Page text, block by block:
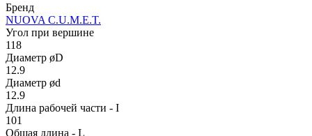
Бренд
NUOVA C.U.M.E.T.
Угол при вершине
118
Диаметр øD
12.9
Диаметр ød
12.9
Длина рабочей части - I
101
Общая длина - L